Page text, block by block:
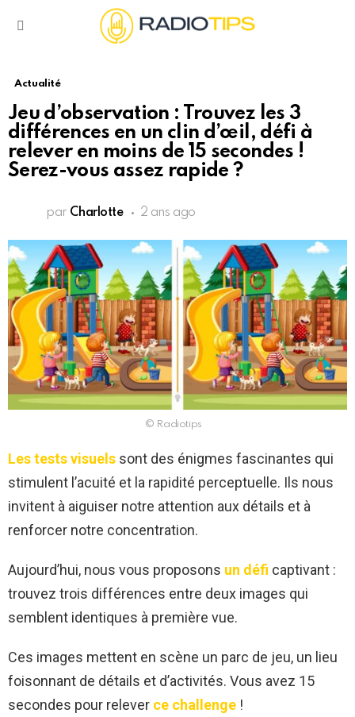
Actualité
Jeu d’observation : Trouvez les 3
différences en un clin d’œil, défi à
relever en moins de 15 secondes !
Serez-vous assez rapide ?
par Charlotte 2 ans ago
© Radiotips
Les tests visuels sont des énigmes fascinantes qui
stimulent l’acuité et la rapidité perceptuelle. Ils nous
invitent à aiguiser notre attention aux détails et à
renforcer notre concentration.
Aujourd’hui, nous vous proposons un défi captivant :
trouvez trois différences entre deux images qui
semblent identiques à première vue.
Ces images mettent en scène un parc de jeu, un lieu
foisonnant de détails et d’activités. Vous avez 15
secondes pour relever ce challenge !